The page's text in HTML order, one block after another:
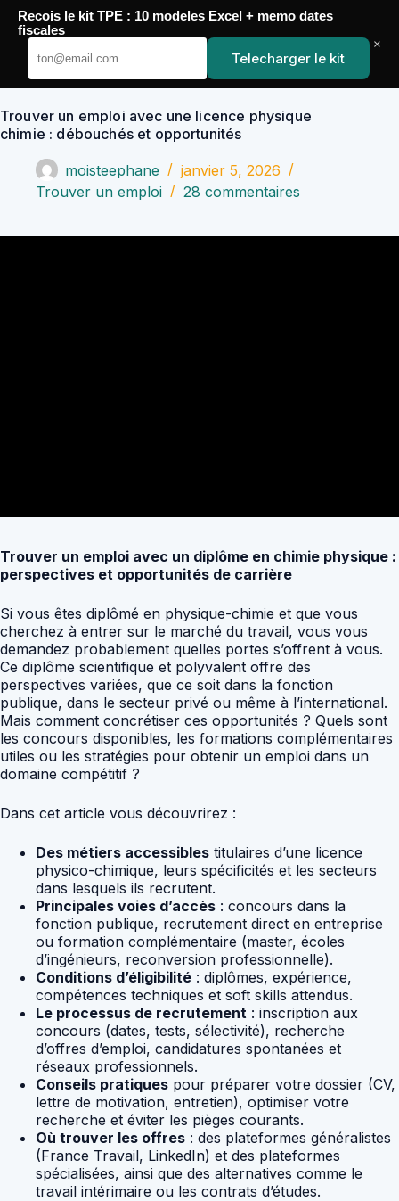
Passer
contenu
YoupiJobs
Trouver un emploi avec une licence physique
chimie : débouchés et opportunités
moisteephane
janvier 5, 2026
Trouver un emploi
28 commentaires
Trouver un emploi avec un diplôme en chimie physique :
perspectives et opportunités de carrière
Si vous êtes diplômé en physique-chimie et que vous
cherchez à entrer sur le marché du travail, vous vous
demandez probablement quelles portes s’offrent à vous.
Ce diplôme scientifique et polyvalent offre des
perspectives variées, que ce soit dans la fonction
publique, dans le secteur privé ou même à l’international.
Mais comment concrétiser ces opportunités ? Quels sont
les concours disponibles, les formations complémentaires
utiles ou les stratégies pour obtenir un emploi dans un
domaine compétitif ?
Dans cet article vous découvrirez :
Des métiers accessibles titulaires d’une licence
physico-chimique, leurs spécificités et les secteurs
dans lesquels ils recrutent.
Principales voies d’accès : concours dans la
fonction publique, recrutement direct en entreprise
ou formation complémentaire (master, écoles
d’ingénieurs, reconversion professionnelle).
Conditions d’éligibilité : diplômes, expérience,
compétences techniques et soft skills attendus.
Le processus de recrutement : inscription aux
concours (dates, tests, sélectivité), recherche
d’offres d’emploi, candidatures spontanées et
réseaux professionnels.
Conseils pratiques pour préparer votre dossier (CV,
lettre de motivation, entretien), optimiser votre
recherche et éviter les pièges courants.
Où trouver les offres : des plateformes généralistes
(France Travail, LinkedIn) et des plateformes
spécialisées, ainsi que des alternatives comme le
travail intérimaire ou les contrats d’études.
Recois le kit TPE : 10 modeles Excel + memo dates
fiscales
Telecharger le kit
×